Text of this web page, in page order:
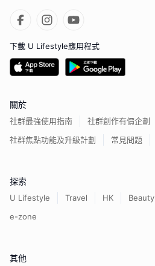
下載 U Lifestyle應用程式
關於
社群最強使用指南
社群創作有價企劃
社群焦點功能及升級計劃
常見問題
探索
U Lifestyle Travel HK Beauty
e-zone
其他